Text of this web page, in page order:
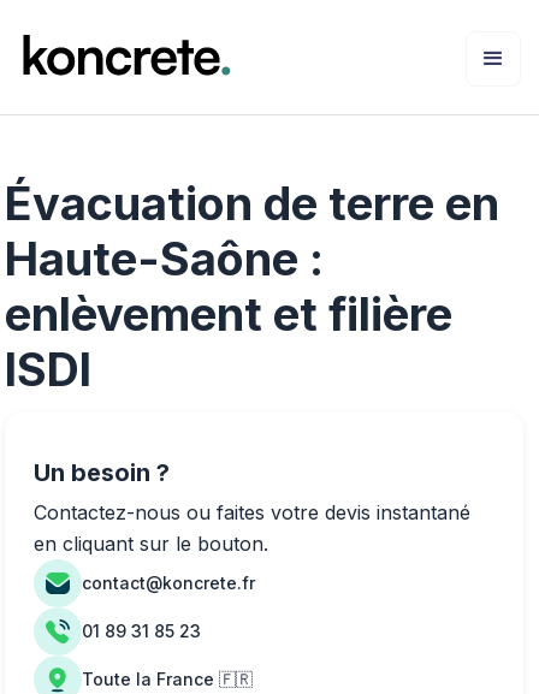
Évacuation de terre en
Haute-Saône :
enlèvement et filière
ISDI
Un besoin ?
Contactez-nous ou faites votre devis instantané
en cliquant sur le bouton.
contact@koncrete.fr
01 89 31 85 23
Toute la France 🇫🇷